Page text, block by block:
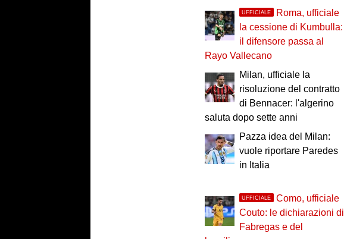
UFFICIALE
Roma, ufficiale
la cessione di Kumbulla:
il difensore passa al
Rayo Vallecano
Milan, ufficiale la
risoluzione del contratto
di Bennacer: l'algerino
saluta dopo sette anni
Pazza idea del Milan:
vuole riportare Paredes
in Italia
UFFICIALE
Como, ufficiale
Couto: le dichiarazioni di
Fabregas e del